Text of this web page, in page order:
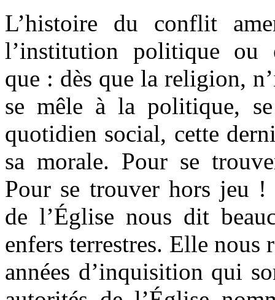
L’histoire du conflit
l’institution politique ou
que : dès que la religion,
se mêle à la politique,
quotidien social, cette
sa morale. Pour se
Pour se trouver hors jeu !
de l’Église nous dit
enfers terrestres. Elle nous
années d’inquisition qui